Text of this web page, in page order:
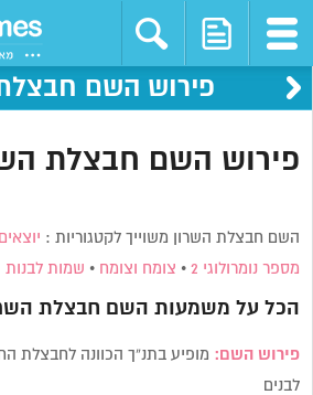
פירוש השם חבצלת
פירוש השם חבצלת
השם חבצלת השרון משוייך לקטגוריות :
מספר נומרולוגי 2 • צומח וצומח • שמות לבנות
הכל על משמעות השם חבצלת
פירוש השם: מופיע בתנ”ך הכוונה לחבצלת
לבנים